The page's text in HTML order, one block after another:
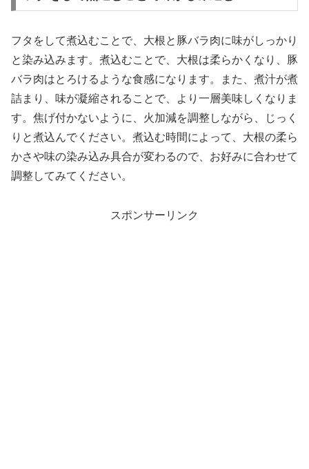
フタをして煮込むことで、大根と豚バラ肉に味がしっかり
と染み込みます。煮込むことで、大根は柔らかくなり、豚
バラ肉はとろけるような食感になります。また、煮汁が煮
詰まり、味が凝縮されることで、より一層美味しくなりま
す。焦げ付かないように、火加減を調整しながら、じっく
りと煮込んでください。煮込む時間によって、大根の柔ら
かさや味の染み込み具合が変わるので、お好みに合わせて
調整してみてください。
スポンサーリンク